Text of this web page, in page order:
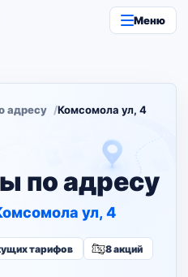
Меню
адресу Комсомола ул, 4
по адресу
ул, 4
тарифов 8 акций